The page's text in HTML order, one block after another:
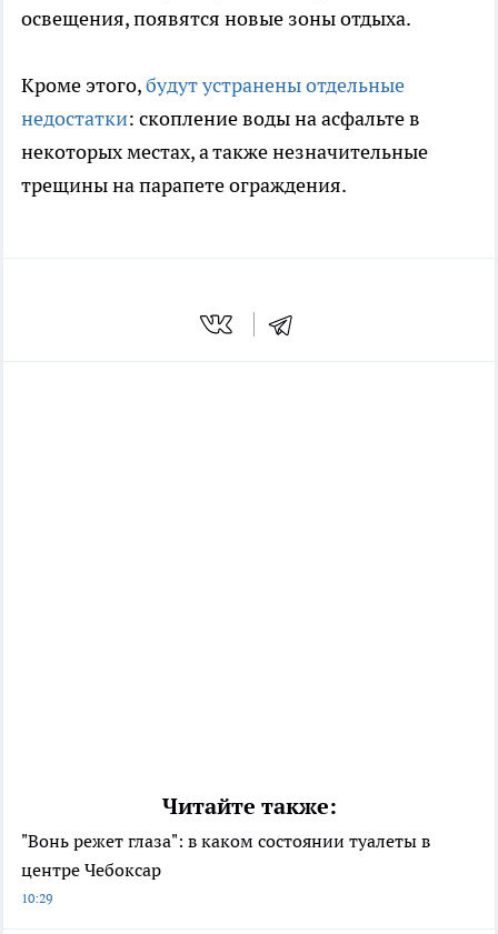
освещения, появятся новые зоны отдыха.
Кроме этого,будут устранены отдельные
недостатки: скопление воды на асфальте в
некоторых местах, а также незначительные
трещины на парапете ограждения.
Читайте также:
"Вонь режет глаза": в каком состоянии туалеты в
центре Чебоксар
10:29